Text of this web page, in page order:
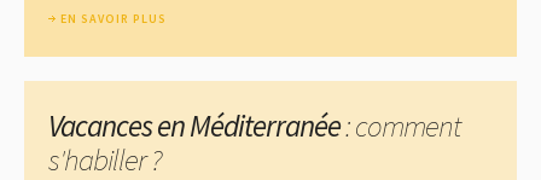
EN SAVOIR PLUS
Vacances en Méditerranée: comment
s'habiller ?